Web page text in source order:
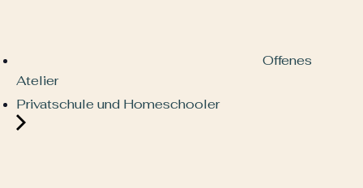
Offenes
Atelier
Privatschule und Homeschooler